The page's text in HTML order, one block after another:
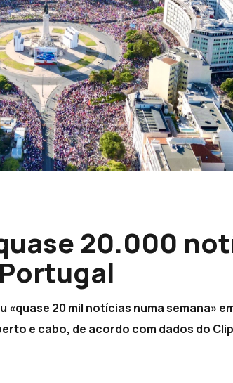
20.000
«quase 20 mil notícias numa semana»
e cabo, de acordo com dados do